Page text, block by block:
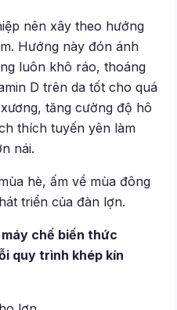
nên xây theo hướng
Hướng này đón ánh
luôn khô ráo, thoáng
D trên da tốt cho quá
tăng cường độ hô
thích tuyến yên làm
nái.
hè, ấm về mùa đông
triển của đàn lợn.
chế biến thức
quy trình khép kín